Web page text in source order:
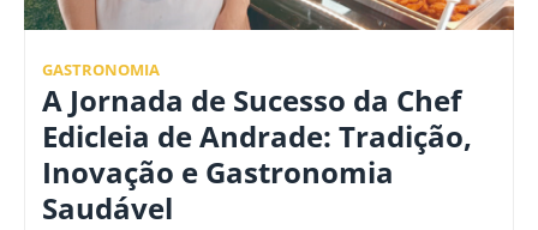
GASTRONOMIA
A Jornada de Sucesso da Chef
Edicleia de Andrade: Tradição,
Inovação e Gastronomia
Saudável